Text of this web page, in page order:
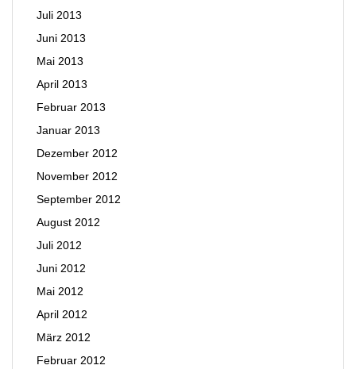
Juli 2013
Juni 2013
Mai 2013
April 2013
Februar 2013
Januar 2013
Dezember 2012
November 2012
September 2012
August 2012
Juli 2012
Juni 2012
Mai 2012
April 2012
März 2012
Februar 2012